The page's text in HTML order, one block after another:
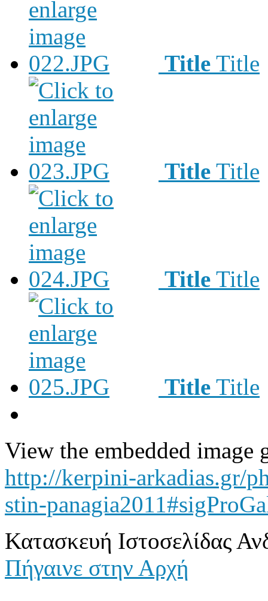
Title Title
Title Title
Title Title
Title Title
View the embedded image
http://kerpini-arkadias.gr/
stin-
Κατασκευή Ιστοσελίδας
Πήγαινε στην Αρχή